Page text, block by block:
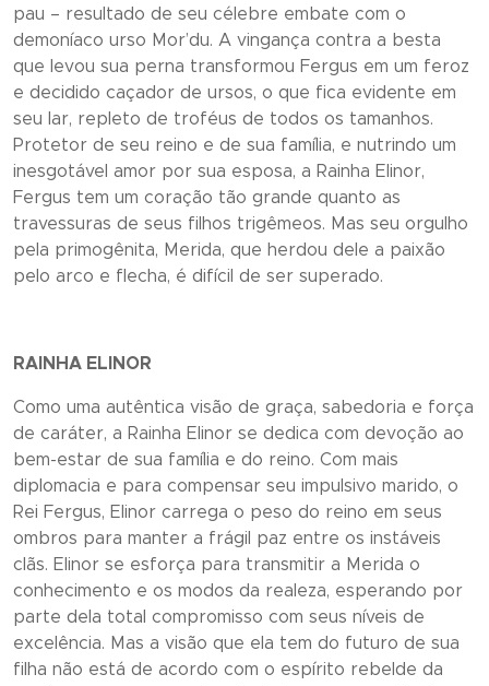
pau – resultado de seu célebre embate com o
demoníaco urso Mor’du. A vingança contra a besta
que levou sua perna transformou Fergus em um feroz
e decidido caçador de ursos, o que fica evidente em
seu lar, repleto de troféus de todos os tamanhos.
Protetor de seu reino e de sua família, e nutrindo um
inesgotável amor por sua esposa, a Rainha Elinor,
Fergus tem um coração tão grande quanto as
travessuras de seus filhos trigêmeos. Mas seu orgulho
pela primogênita, Merida, que herdou dele a paixão
pelo arco e flecha, é difícil de ser superado.
RAINHA ELINOR
Como uma autêntica visão de graça, sabedoria e força
de caráter, a Rainha Elinor se dedica com devoção ao
bem-estar de sua família e do reino. Com mais
diplomacia e para compensar seu impulsivo marido, o
Rei Fergus, Elinor carrega o peso do reino em seus
ombros para manter a frágil paz entre os instáveis
clãs. Elinor se esforça para transmitir a Merida o
conhecimento e os modos da realeza, esperando por
parte dela total compromisso com seus níveis de
excelência. Mas a visão que ela tem do futuro de sua
filha não está de acordo com o espírito rebelde da